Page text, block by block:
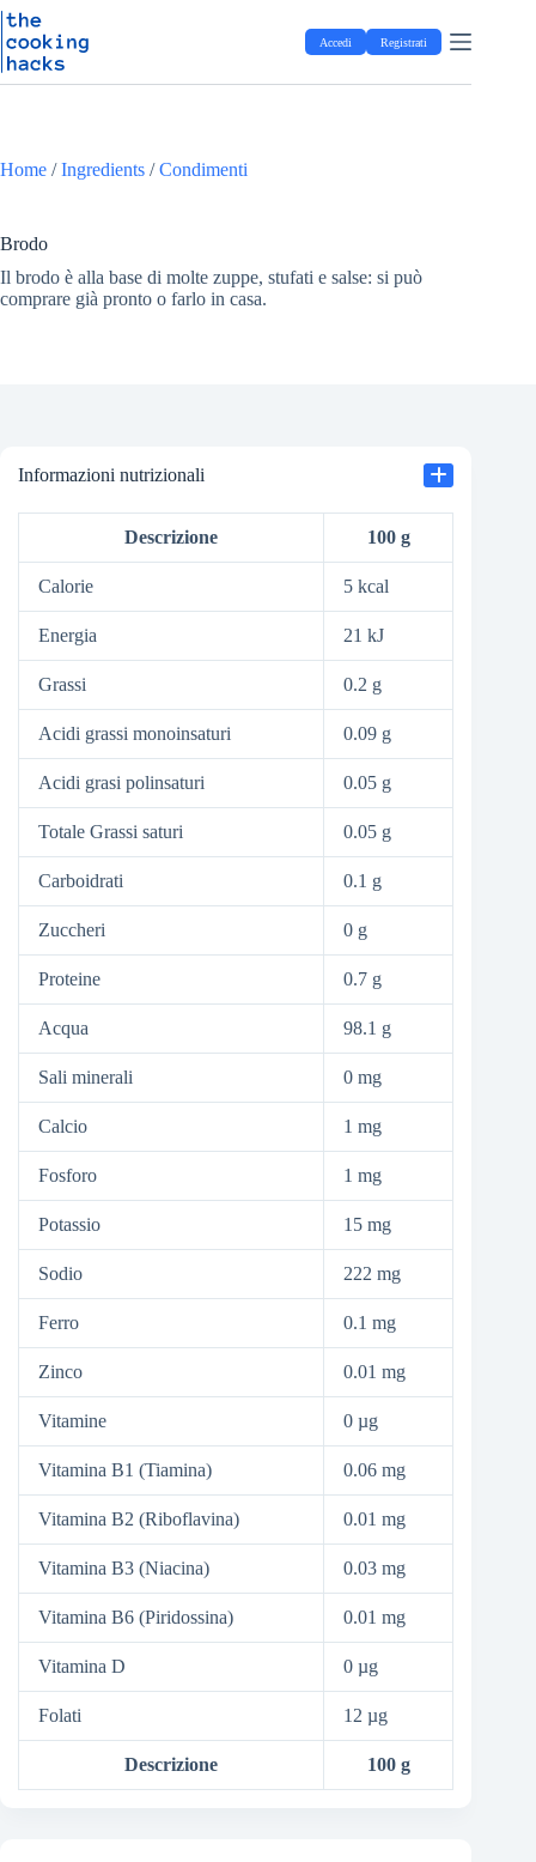
S
t
c
o
e
n
u
t
Salta
al
contenuto
Accedi Registrati
Home /Ingredients /Condimenti
Brodo
Il brodo è alla base di molte zuppe, stufati e salse: si può
comprare già pronto o farlo in casa.
Informazioni nutrizionali
Descrizione 100 g
Calorie 5 kcal
Energia 21 kJ
Grassi 0.2 g
Acidi grassi monoinsaturi 0.09 g
Acidi grasi polinsaturi 0.05 g
Totale Grassi saturi 0.05 g
Carboidrati 0.1 g
Zuccheri 0 g
Proteine 0.7 g
Acqua 98.1 g
Sali minerali 0 mg
Calcio 1 mg
Fosforo 1 mg
Potassio 15 mg
Sodio 222 mg
Ferro 0.1 mg
Zinco 0.01 mg
Vitamine 0 µg
Vitamina B1 (Tiamina) 0.06 mg
Vitamina B2 (Riboflavina) 0.01 mg
Vitamina B3 (Niacina) 0.03 mg
Vitamina B6 (Piridossina) 0.01 mg
Vitamina D 0 µg
Folati 12 µg
Descrizione 100 g